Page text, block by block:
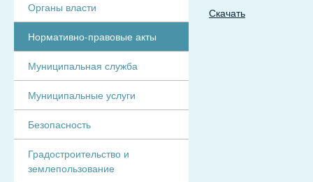
Скачать
Органы власти
Нормативно-правовые акты
Муниципальная служба
Муниципальные услуги
Безопасность
Градостроительство и
землепользование